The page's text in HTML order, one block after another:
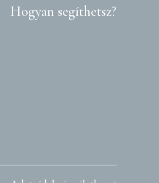
Hogyan segíthetsz?